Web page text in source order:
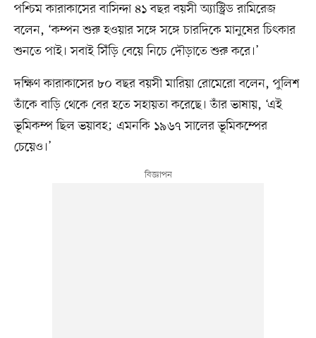
পশ্চিম কারাকাসের বাসিন্দা ৪১ বছর বয়সী অ্যাস্ট্রিড রামিরেজ
বলেন, ‘কম্পন শুরু হওয়ার সঙ্গে সঙ্গে চারদিকে মানুষের চিৎকার
শুনতে পাই। সবাই সিঁড়ি বেয়ে নিচে দৌড়াতে শুরু করে।’
দক্ষিণ কারাকাসের ৮০ বছর বয়সী মারিয়া রোমেরো বলেন, পুলিশ
তাঁকে বাড়ি থেকে বের হতে সহায়তা করেছে। তাঁর ভাষায়, ‘এই
ভূমিকম্প ছিল ভয়াবহ; এমনকি ১৯৬৭ সালের ভূমিকম্পের
চেয়েও।’